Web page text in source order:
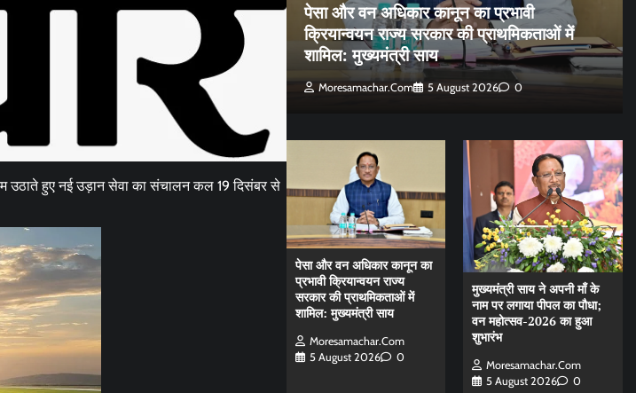
उठाते हुए नई उड़ान सेवा का संचालन कल 19 दिसंबर से
ने छत्तीसगढ़ राज्य आर्टिफिशियल
(AI) मिशन को दी मंजूरी
5 August 2026
पेसा और वन अधिकार कानून का प्रभावी
क्रियान्वयन राज्य सरकार की प्राथमिकताओं में
शामिल: मुख्यमंत्री साय
Moresamachar.com 5 August 2026 0
पेसा और वन अधिकार कानून का
प्रभावी क्रियान्वयन राज्य
सरकार की प्राथमिकताओं में
शामिल: मुख्यमंत्री साय
Moresamachar.com
5 August 2026
0
मुख्यमंत्री साय ने अपनी माँ के
नाम पर लगाया पीपल का पौधा;
वन महोत्सव-2026 का हुआ
शुभारंभ
Moresamachar.com
5 August 2026
0